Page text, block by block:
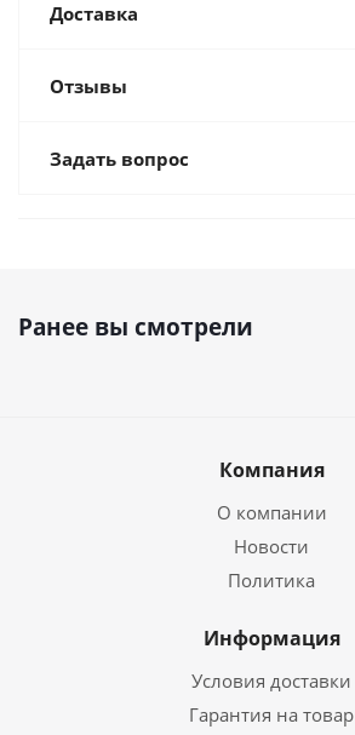
Доставка
Отзывы
Задать вопрос
Ранее вы смотрели
Компания
О компании
Новости
Политика
Информация
Условия доставки
Гарантия на товар